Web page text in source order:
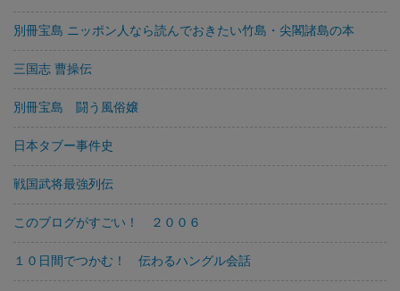
別冊宝島 ニッポン人なら読んでおきたい竹島・尖閣諸島の本
三国志 曹操伝
別冊宝島 闘う風俗嬢
日本タブー事件史
戦国武将最強列伝
このブログがすごい！ ２００６
１０日間でつかむ！ 伝わるハングル会話